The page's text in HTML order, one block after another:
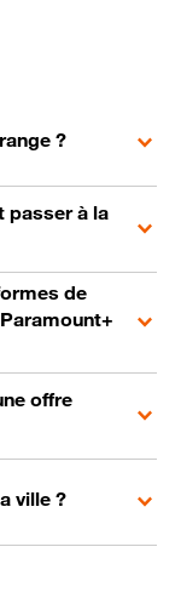
?
passer à la
de
offre
ville ?